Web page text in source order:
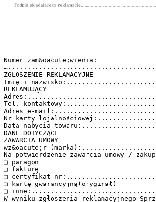
Numer zam&oacute;wienia:
ZGŁOSZENIE REKLAMACYJNE
Imię i
REKLAMUJĄCY
Tel.
Adres e-
Nr karty
Data nabycia
DANE DOTYCZĄCE
ZAWARCIA UMOWY
wz&oacute;r
Na potwierdzenie zawarcia umowy /
□ paragon
□ fakturę
□ certyfikat
□ kartę gwarancyjną(oryginał)
□
W wyniku zgłoszenia reklamacyjnego